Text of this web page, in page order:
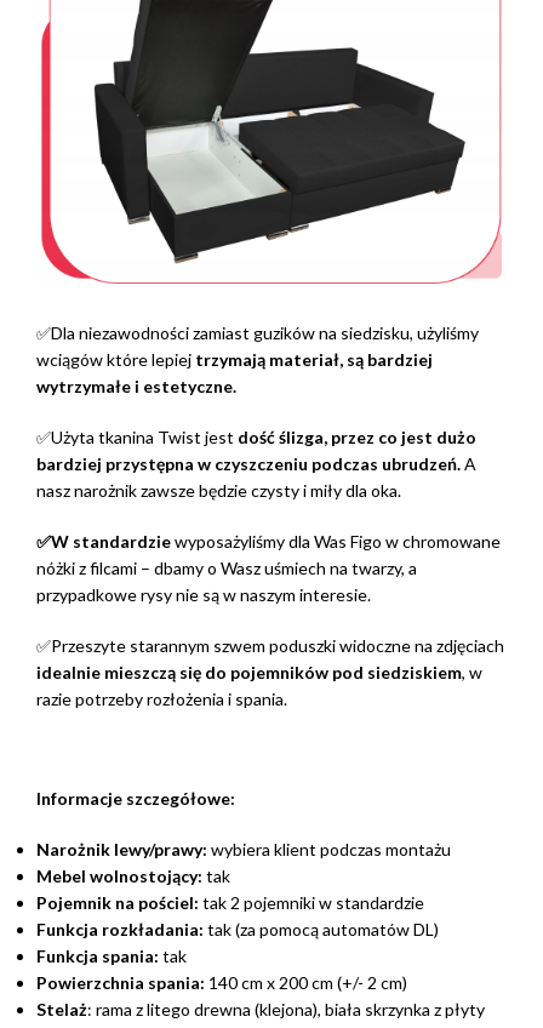
✅Dla niezawodności zamiast guzików na siedzisku, użyliśmy
wciągów które lepiej trzymają materiał, są bardziej
wytrzymałe i estetyczne.
✅Użyta tkanina Twist jest dość ślizga, przez co jest dużo
bardziej przystępna w czyszczeniu podczas ubrudzeń.A
nasz narożnik zawsze będzie czysty i miły dla oka.
✅W standardziewyposażyliśmy dla Was Figo w chromowane
nóżki z filcami – dbamy o Wasz uśmiech na twarzy, a
przypadkowe rysy nie są w naszym interesie.
✅Przeszyte starannym szwem poduszki widoczne na zdjęciach
idealnie mieszczą się do pojemników pod siedziskiem, w
razie potrzeby rozłożenia i spania.
Informacje szczegółowe:
Narożnik lewy/prawy: wybiera klient podczas montażu
Mebel wolnostojący: tak
Pojemnik na pościel: tak 2 pojemniki w standardzie
Funkcja rozkładania: tak (za pomocą automatów DL)
Funkcja spania: tak
Powierzchnia spania: 140 cm x 200 cm (+/- 2 cm)
Stelaż: rama z litego drewna (klejona), biała skrzynka z płyty